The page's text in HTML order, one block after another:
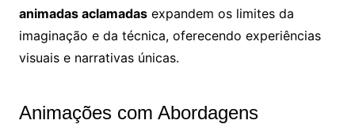
animadas aclamadasexpandem os limites da
imaginação e da técnica, oferecendo experiências
visuais e narrativas únicas.
Animações com Abordagens